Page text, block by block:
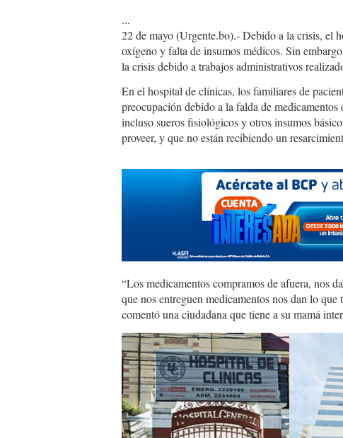
...
22 de mayo (Urgente.bo).- Debido a la crisis, el
oxígeno y falta de insumos médicos. Sin
la crisis debido a trabajos administrativos
En el hospital de clínicas, los familiares de
preocupación debido a la falda de
incluso sueros fisiológicos y otros insumos
proveer, y que no están recibiendo un
“Los medicamentos compramos de afuera, nos
que nos entreguen medicamentos nos dan lo
comentó una ciudadana que tiene a su mamá
diseno_sin_titulo.jpg